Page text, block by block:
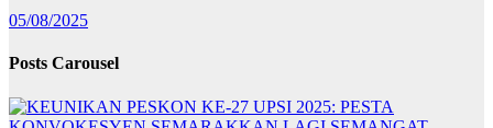
05/08/2025
Posts Carousel